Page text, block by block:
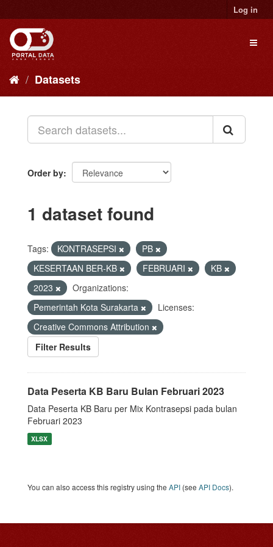
to
content
Log in
Datasets
Order by
1 dataset found
Tags: KONTRASEPSI
PB
KESERTAAN BER-KB
FEBRUARI
KB
2023
Organizations:
Pemerintah Kota Surakarta
Licenses:
Creative Commons Attribution
Filter Results
Data Peserta KB Baru Bulan Februari 2023
Data Peserta KB Baru per Mix Kontrasepsi pada bulan
Februari 2023
XLSX
You can also access this registry using the API (see API Docs).